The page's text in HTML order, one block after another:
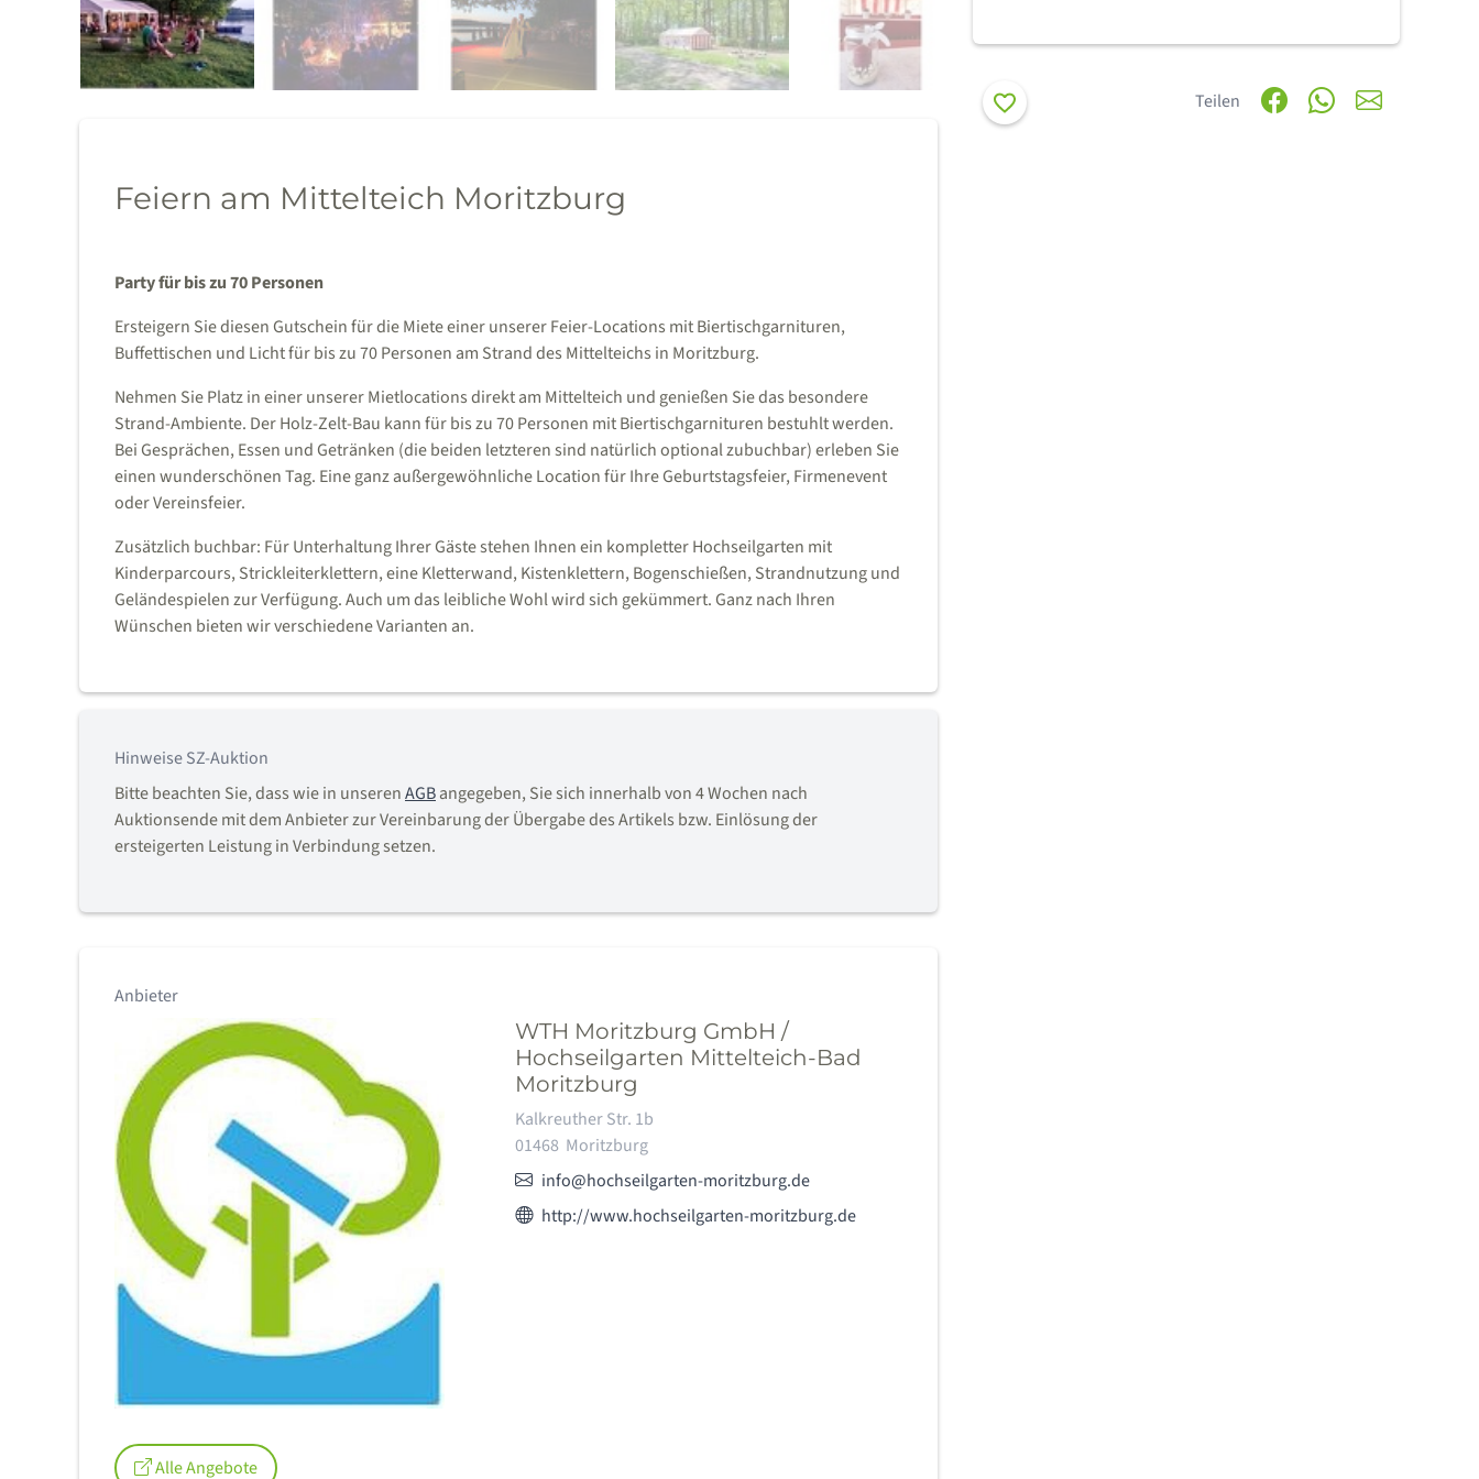
Merken Teilen
Feiern am Mittelteich Moritzburg
Party für bis zu 70 Personen
Ersteigern Sie diesen Gutschein für die Miete einer unserer Feier-Locations mit Biertischgarnituren,
Buffettischen und Licht für bis zu 70 Personen am Strand des Mittelteichs in Moritzburg.
Nehmen Sie Platz in einer unserer Mietlocations direkt am Mittelteich und genießen Sie das besondere
Strand-Ambiente. Der Holz-Zelt-Bau kann für bis zu 70 Personen mit Biertischgarnituren bestuhlt werden.
Bei Gesprächen, Essen und Getränken (die beiden letzteren sind natürlich optional zubuchbar) erleben Sie
einen wunderschönen Tag. Eine ganz außergewöhnliche Location für Ihre Geburtstagsfeier, Firmenevent
oder Vereinsfeier.
Zusätzlich buchbar: Für Unterhaltung Ihrer Gäste stehen Ihnen ein kompletter Hochseilgarten mit
Kinderparcours, Strickleiterklettern, eine Kletterwand, Kistenklettern, Bogenschießen, Strandnutzung und
Geländespielen zur Verfügung. Auch um das leibliche Wohl wird sich gekümmert. Ganz nach Ihren
Wünschen bieten wir verschiedene Varianten an.
Hinweise SZ-Auktion
Bitte beachten Sie, dass wie in unserenAGBangegeben, Sie sich innerhalb von 4 Wochen nach
Auktionsende mit dem Anbieter zur Vereinbarung der Übergabe des Artikels bzw. Einlösung der
ersteigerten Leistung in Verbindung setzen.
Anbieter
WTH Moritzburg GmbH /
Hochseilgarten Mittelteich-Bad
Moritzburg
Adresse:
Kalkreuther Str. 1b
01468 Moritzburg
E-Mail:info@hochseilgarten-moritzburg.de
Webseite des Anbieters:
http://www.hochseilgarten-moritzburg.de
Alle Angebote